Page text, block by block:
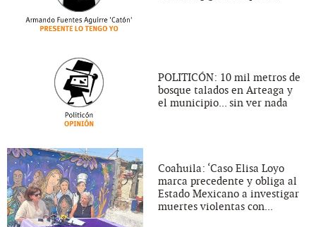
POLITICÓN: 10 mil metros de
bosque talados en Arteaga y
el municipio... sin ver nada
Coahuila: ‘Caso Elisa Loyo
marca precedente y obliga al
Estado Mexicano a investigar
muertes violentas con...